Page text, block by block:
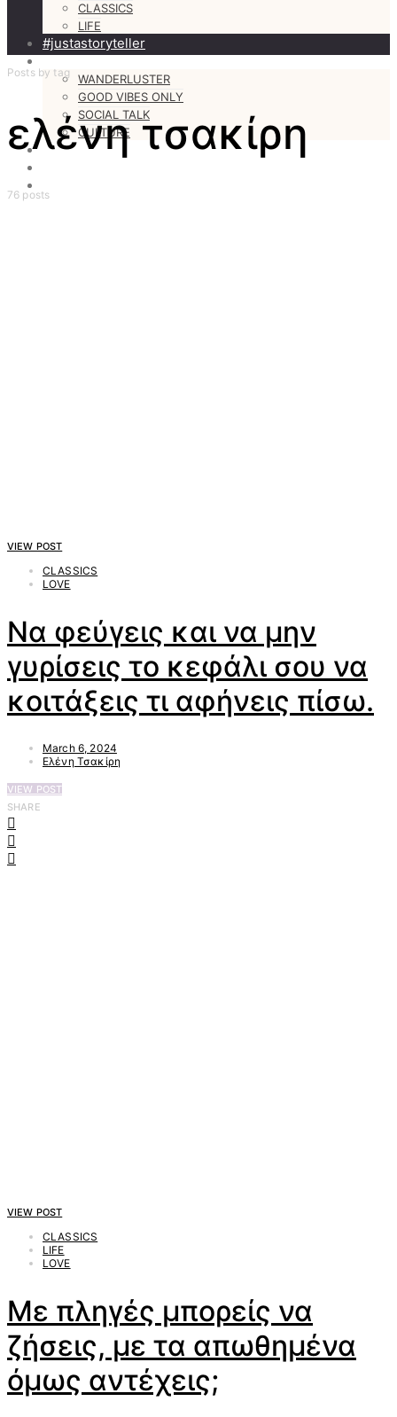
CLASSICS
LIFE
#justastoryteller
MORE
WANDERLUSTER
GOOD VIBES ONLY
SOCIAL TALK
CULTURE
LOVESTARS
Posts by tag
ελένη τσακίρη
76 posts
VIEW POST
CLASSICS
LOVE
Να φεύγεις και να μην
γυρίσεις το κεφάλι σου να
κοιτάξεις τι αφήνεις πίσω.
March 6, 2024
Ελένη Τσακίρη
VIEW POST
SHARE
VIEW POST
CLASSICS
LIFE
LOVE
Με πληγές μπορείς να
ζήσεις, με τα απωθημένα
όμως αντέχεις;